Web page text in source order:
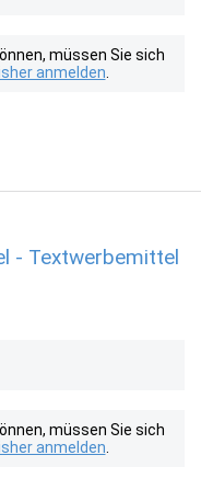
müssen Sie sich
anmelden
- Textwerbemittel
müssen Sie sich
anmelden